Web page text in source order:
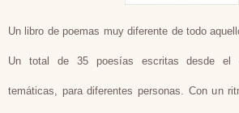
Un libro de poemas muy diferente de todo
Un total de 35 poesías escritas desde el
temáticas, para diferentes personas. Con un